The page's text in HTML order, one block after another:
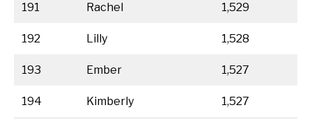
191 Rachel 1,529
192 Lilly 1,528
193 Ember 1,527
194 Kimberly 1,527